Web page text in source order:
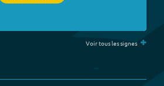
Voir tous les signes +